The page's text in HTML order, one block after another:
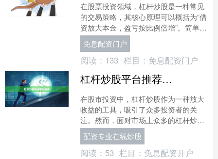
在股票投资领域，杠杆炒股是一种常见
的交易策略，其核心原理可以概括为“借
资放大本金，盈亏按比例倍增”。简单来
说，投资者通过向券商或其他金融机构
借入资金，以扩大自己....
免息配资门户
阅读： 133 栏目： 免息配资门户
杠杆炒股平台推荐指南
在股市投资中，杠杆炒股作为一种放大
收益的工具，吸引了众多投资者的关
注。然而，面对市场上众多的杠杆炒股
平台，如何选择安全、合规、服务优质
的平台成为关键。本文将为您....
配资专业在线炒股
阅读： 53 栏目： 免息配资开户